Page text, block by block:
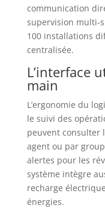
communication
supervision multi-
100 installations
centralisée.
L’interface
main
L’ergonomie du
le suivi des
peuvent consulter
agent ou par
alertes pour les
système intègre
recharge
énergies.